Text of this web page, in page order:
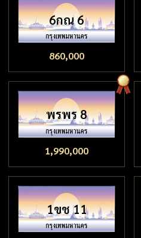
6กณ 6
860,000
พรพร 8
1,990,000
1ขช 11